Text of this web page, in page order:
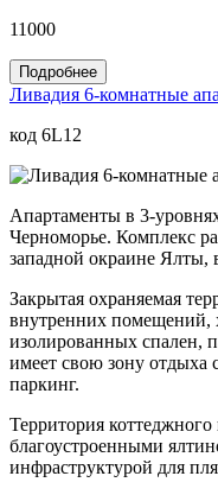
11000
Подробнее
Ливадия 6-комнатные
код 6L12
Апартаменты в 3-
Черноморье. Комплекс
западной окраине
Закрытая охраняемая
внутренних помещений,
изолированных спален,
имеет свою зону отдыха
паркинг.
Территория
благоустроенными
инфраструктурой для